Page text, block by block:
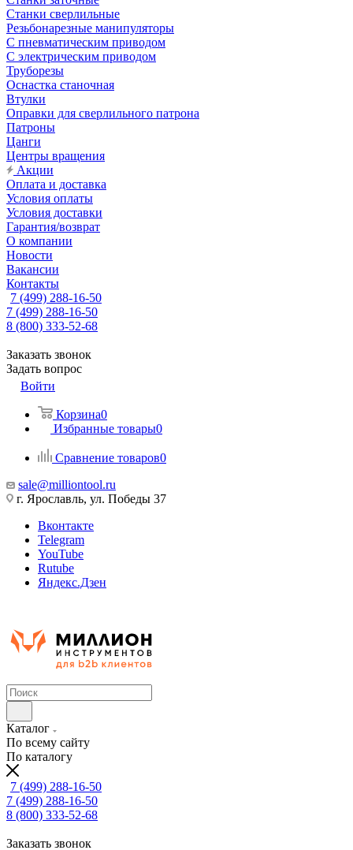
Станки сверлильные
Резьбонарезные манипуляторы
С пневматическим приводом
С электрическим приводом
Труборезы
Оснастка станочная
Втулки
Оправки для сверлильного патрона
Патроны
Цанги
Центры вращения
Акции
Оплата и доставка
Условия оплаты
Условия доставки
Гарантия/возврат
О компании
Новости
Вакансии
Контакты
7 (499) 288-16-50
7 (499) 288-16-50
8 (800) 333-52-68
Заказать звонок
Задать вопрос
Войти
Корзина0
Избранные товары0
Сравнение товаров0
sale@milliontool.ru
г. Ярославль, ул. Победы 37
Вконтакте
Telegram
YouTube
Rutube
Яндекс.Дзен
Каталог
По всему сайту
По каталогу
7 (499) 288-16-50
7 (499) 288-16-50
8 (800) 333-52-68
Заказать звонок